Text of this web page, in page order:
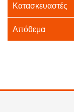
Κατασκευαστές
Απόθεμα